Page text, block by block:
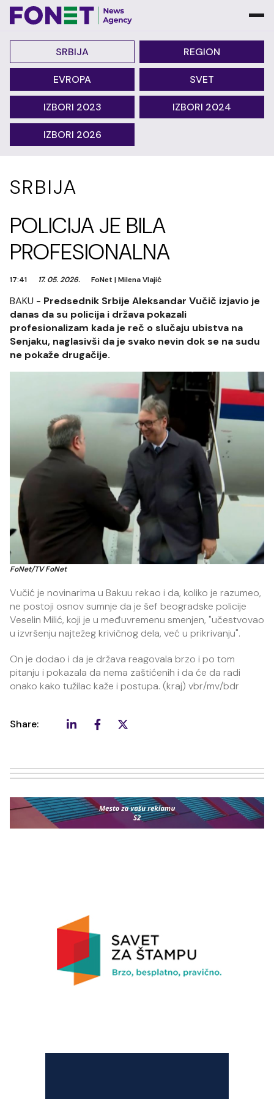
SRBIJA REGION
EVROPA SVET
IZBORI 2023 IZBORI 2024
IZBORI 2026
SRBIJA
POLICIJA JE BILA
PROFESIONALNA
17:41 17. 05. 2026. FoNet |Milena Vlajić
BAKU - Predsednik Srbije Aleksandar Vučič izjavio je
danas da su policija i država pokazali
profesionalizam kada je reč o slučaju ubistva na
Senjaku, naglasivši da je svako nevin dok se na sudu
ne pokaže drugačije.
FoNet/TV FoNet
Vučić je novinarima u Bakuu rekao i da, koliko je razumeo,
ne postoji osnov sumnje da je šef beogradske policije
Veselin Milić, koji je u međuvremenu smenjen, "učestvovao
u izvršenju najtežeg krivičnog dela, već u prikrivanju".
On je dodao i da je država reagovala brzo i po tom
pitanju i pokazala da nema zaštićenih i da će da radi
onako kako tužilac kaže i postupa. (kraj) vbr/mv/bdr
Share: